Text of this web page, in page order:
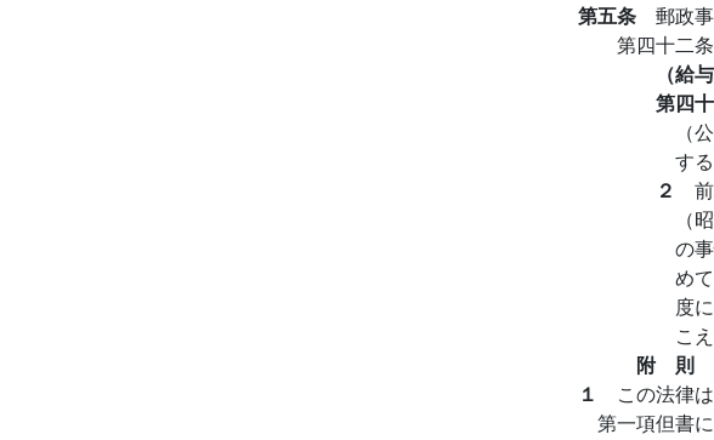
第五条 郵政
第四十二
（給
第四
（
す
２
（
の
め
度
こ
附 則
１ この法律
第一項但書